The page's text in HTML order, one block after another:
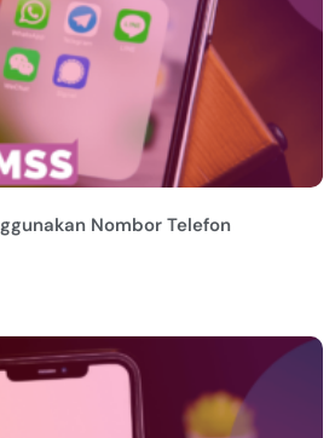
Nombor Telefon